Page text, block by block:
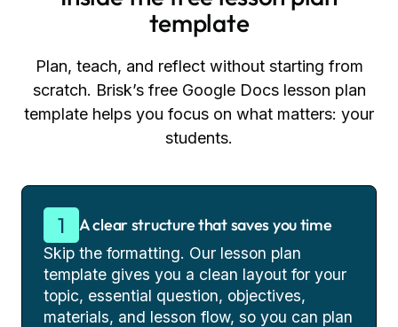
template
Plan, teach, and reflect without starting from
scratch. Brisk’s free Google Docs lesson plan
template helps you focus on what matters: your
students.
A clear structure that saves you time
Skip the formatting. Our lesson plan
template gives you a clean layout for your
topic, essential question, objectives,
materials, and lesson flow, so you can plan